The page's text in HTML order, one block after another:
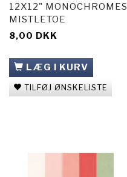
12X12" MONOCHROMES
MISTLETOE
8,00 DKK
LÆG I KURV
TILFØJ ØNSKELISTE